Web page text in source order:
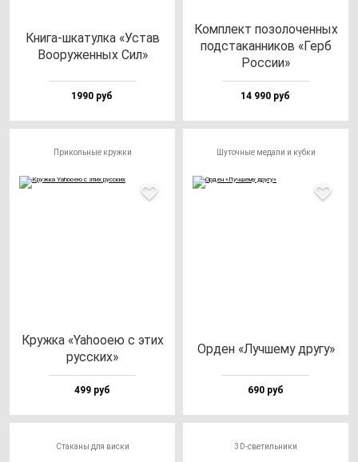
Кни­га-шка­тул­ка «Устав
Воору­жен­ных Сил»
1990 руб
Ком­плект по­зо­ло­чен­ных
под­ста­кан­ни­ков «Герб
Рос­сии»
14 990 руб
Прикольные кружки
Круж­ка «Yaho­oею с этих
рус­ских»
499 руб
Шуточные медали и кубки
Орден «Луч­ше­му дру­гу»
690 руб
Стаканы для виски 3D-светильники